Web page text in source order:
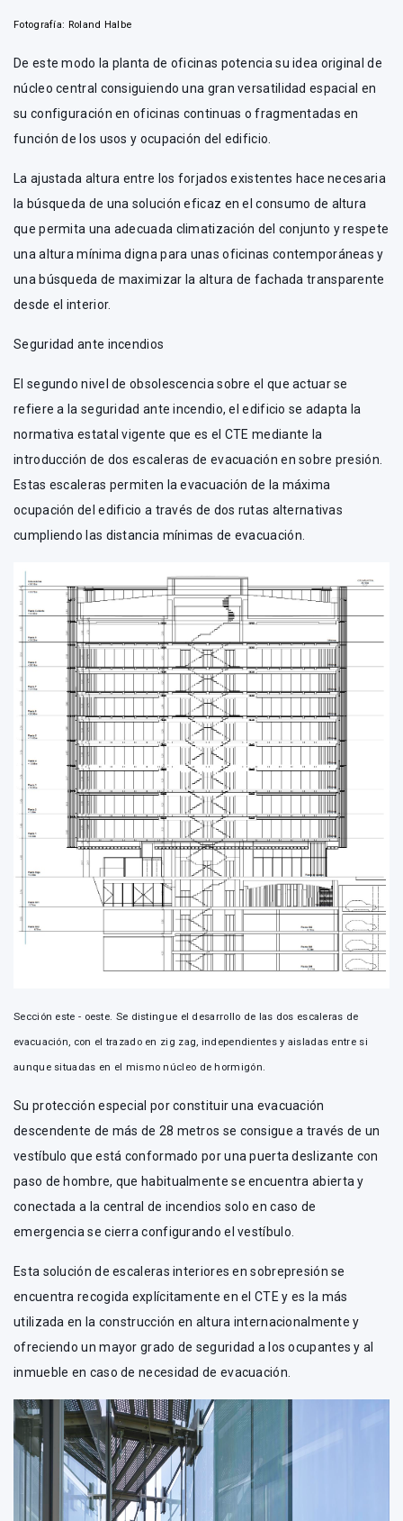
Fotografía: Roland Halbe
De este modo la planta de oficinas potencia su idea original de
núcleo central consiguiendo una gran versatilidad espacial en
su configuración en oficinas continuas o fragmentadas en
función de los usos y ocupación del edificio.
La ajustada altura entre los forjados existentes hace necesaria
la búsqueda de una solución eficaz en el consumo de altura
que permita una adecuada climatización del conjunto y respete
una altura mínima digna para unas oficinas contemporáneas y
una búsqueda de maximizar la altura de fachada transparente
desde el interior.
Seguridad ante incendios
El segundo nivel de obsolescencia sobre el que actuar se
refiere a la seguridad ante incendio, el edificio se adapta la
normativa estatal vigente que es el CTE mediante la
introducción de dos escaleras de evacuación en sobre presión.
Estas escaleras permiten la evacuación de la máxima
ocupación del edificio a través de dos rutas alternativas
cumpliendo las distancia mínimas de evacuación.
Sección este - oeste. Se distingue el desarrollo de las dos escaleras de
evacuación, con el trazado en zig zag, independientes y aisladas entre si
aunque situadas en el mismo núcleo de hormigón.
Su protección especial por constituir una evacuación
descendente de más de 28 metros se consigue a través de un
vestíbulo que está conformado por una puerta deslizante con
paso de hombre, que habitualmente se encuentra abierta y
conectada a la central de incendios solo en caso de
emergencia se cierra configurando el vestíbulo.
Esta solución de escaleras interiores en sobrepresión se
encuentra recogida explícitamente en el CTE y es la más
utilizada en la construcción en altura internacionalmente y
ofreciendo un mayor grado de seguridad a los ocupantes y al
inmueble en caso de necesidad de evacuación.